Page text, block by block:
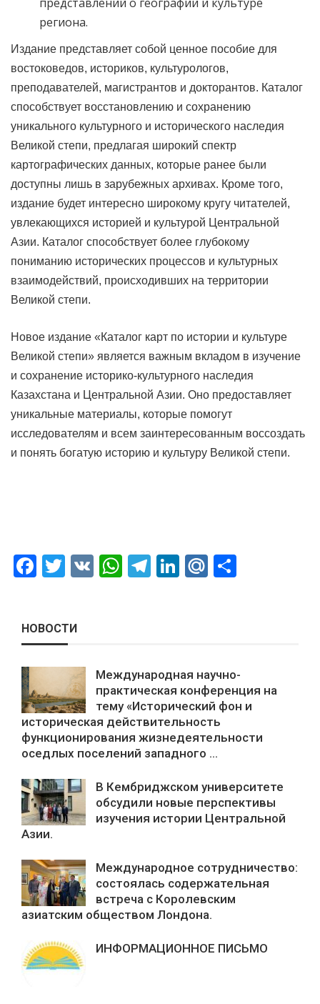
региона.
Издание представляет собой ценное пособие для
востоковедов, историков, культурологов,
преподавателей, магистрантов и докторантов. Каталог
способствует восстановлению и сохранению
уникального культурного и исторического наследия
Великой степи, предлагая широкий спектр
картографических данных, которые ранее были
доступны лишь в зарубежных архивах. Кроме того,
издание будет интересно широкому кругу читателей,
увлекающихся историей и культурой Центральной
Азии. Каталог способствует более глубокому
пониманию исторических процессов и культурных
взаимодействий, происходивших на территории
Великой степи.
Новое издание «Каталог карт по истории и культуре
Великой степи» является важным вкладом в изучение
и сохранение историко-культурного наследия
Казахстана и Центральной Азии. Оно предоставляет
уникальные материалы, которые помогут
исследователям и всем заинтересованным воссоздать
и понять богатую историю и культуру Великой степи.
Facebook
Twitter
VK WhatsApp
Telegram
LinkedIn
Mail.Ru
НОВОСТИ
Международная научно-
практическая конференция на
тему «Исторический фон и
историческая действительность
функционирования жизнедеятельности
оседлых поселений западного ...
В Кембриджском университете
обсудили новые перспективы
изучения истории Центральной
Азии.
Международное сотрудничество:
состоялась содержательная
встреча с Королевским
азиатским обществом Лондона.
ИНФОРМАЦИОННОЕ ПИСЬМО